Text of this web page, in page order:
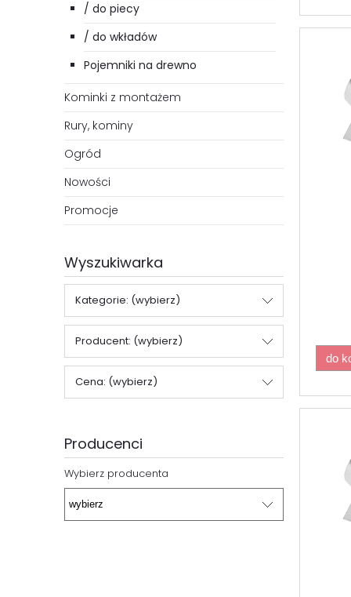
/ do piecy
/ do wkładów
Pojemniki na drewno
Kominki z montażem
Rury, kominy
Ogród
Nowości
Promocje
Wyszukiwarka
Kategorie: (wybierz)
Producent: (wybierz)
Cena: (wybierz)
Producenci
Wybierz producenta
do